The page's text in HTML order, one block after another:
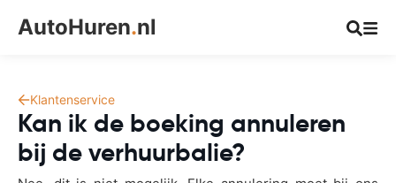
AutoHuren.nl
Klantenservice
Kan ik de boeking annuleren
bij de verhuurbalie?